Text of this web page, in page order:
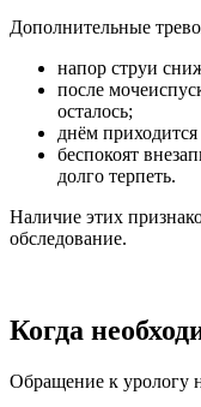
Дополнительные
напор струи
после
осталось;
днём приходится
беспокоят
долго терпеть.
Наличие этих
обследование.
Когда
Обращение к урологу